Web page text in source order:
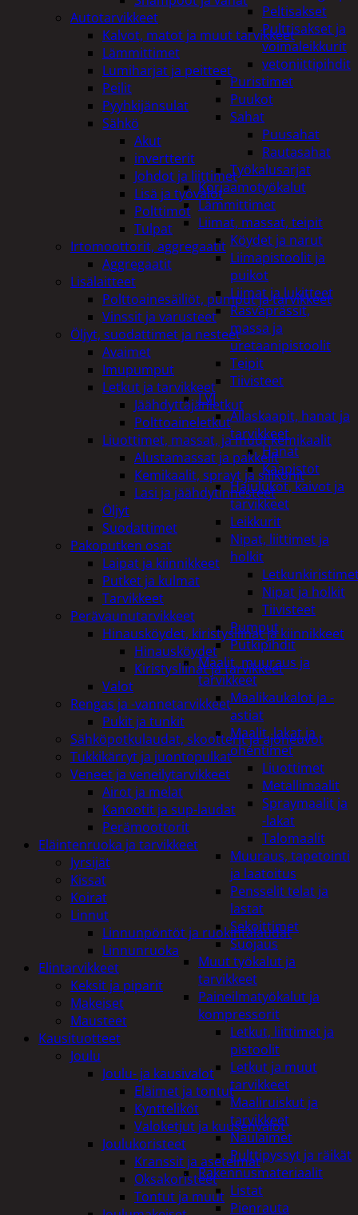
Peltisakset
Pulttisakset ja
voimaleikkurit
vetoniittipihdit
Puristimet
Puukot
Sahat
Puusahat
Rautasahat
Työkalusarjat
Korjaamotyökalut
Lämmittimet
Liimat, massat, teipit
Köydet ja narut
Liimapistoolit ja
puikot
Liimat ja lukitteet
Rasvaprässit,
massa ja
uretaanipistoolit
Teipit
Tiivisteet
LVI
Allaskaapit, hanat ja
tarvikkeet
Hanat
Kaapistot
Hajulukot, kaivot ja
tarvikkeet
Leikkurit
Nipat, liittimet ja
holkit
Nipat ja holkit
Tiivisteet
Pumput
Putkipihdit
Maalit, muuraus ja
tarvikkeet
Maalikaukalot ja -
astiat
Maalit, lakat ja
ohentimet
Liuottimet
Metallimaalit
Spraymaalit ja
-lakat
Talomaalit
Muuraus, tapetointi
ja laatoitus
Pensselit telat ja
lastat
Sekoittimet
Suojaus
Muut työkalut ja
tarvikkeet
Paineilmatyökalut ja
kompressorit
Letkut, liittimet ja
pistoolit
Letkut ja muut
tarvikkeet
Maaliruiskut ja
tarvikkeet
Naulaimet
Pulttipyssyt ja räikät
Rakennusmateriaalit
Listat
Pienrauta
Autotarvikkeet
Kalvot, matot ja muut tarvikkeet
Lämmittimet
Lumiharjat ja peitteet
Peilit
Pyyhkijänsulat
Sähkö
Akut
invertterit
Johdot ja liittimet
Lisä ja työvalot
Polttimot
Tulpat
Irtomoottorit, aggregaatit
Aggregaatit
Lisälaitteet
Polttoainesäiliöt, pumput ja tarvikkeet
Vinssit ja varusteet
Öljyt, suodattimet ja nesteet
Avaimet
Imupumput
Letkut ja tarvikkeet
Jäähdyttäjänletkut
Polttoaineletkut
Liuottimet, massat, ja muut kemikaalit
Alustamassat ja pakkelit
Kemikaalit, sprayt ja silikonit
Lasi ja jäähdytinnesteet
Öljyt
Suodattimet
Pakoputken osat
Laipat ja kiinnikkeet
Putket ja kulmat
Tarvikkeet
Perävaunutarvikkeet
Hinausköydet, kiristysliinat ja kiinnikkeet
Hinausköydet
Kiristysliinat ja tarvikkeet
Valot
Rengas ja -vannetarvikkeet
Pukit ja tunkit
Sähköpotkulaudat, skootterit ja ajoneuvot
Tukkikärryt ja juontopulkat
Veneet ja veneilytarvikkeet
Airot ja melat
Kanootit ja sup-laudat
Perämoottorit
Eläintenruoka ja tarvikkeet
Jyrsijät
Kissat
Koirat
Linnut
Linnunpöntöt ja ruokintalaudat
Linnunruoka
Elintarvikkeet
Keksit ja piparit
Makeiset
Mausteet
Kausituotteet
Joulu
Joulu- ja kausivalot
Eläimet ja tontut
Kyntteliköt
Valoketjut ja kuusenvalot
Joulukoristeet
Kranssit ja asetelmat
Oksakoristeet
Tontut ja muut